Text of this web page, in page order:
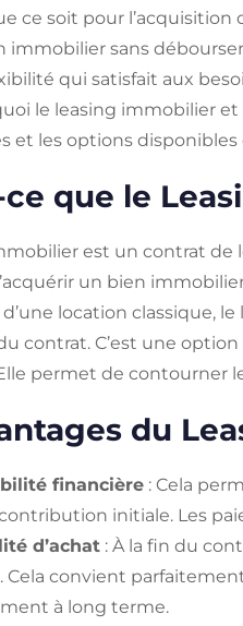
ce soit pour
immobilier sans
qui satisfait aux
le leasing immobilier
et les options disponibles
ce que le
est un contrat
un bien
d’une location classique,
contrat. C’est une
permet de contourner
du
financière : Cela
initiale. Les
d’achat : À la fin du
Cela convient
à long terme.